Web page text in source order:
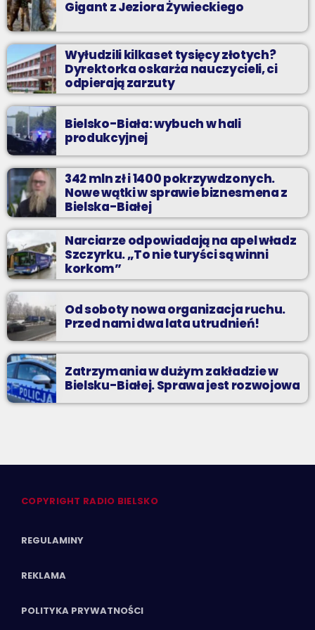
Gigant z Jeziora Żywieckiego
Wyłudzili kilkaset tysięcy złotych?
Dyrektorka oskarża nauczycieli, ci
odpierają zarzuty
Bielsko-Biała: wybuch w hali
produkcyjnej
342 mln zł i 1400 pokrzywdzonych.
Nowe wątki w sprawie biznesmena z
Bielska-Białej
Narciarze odpowiadają na apel władz
Szczyrku. „To nie turyści są winni
korkom”
Od soboty nowa organizacja ruchu.
Przed nami dwa lata utrudnień!
Zatrzymania w dużym zakładzie w
Bielsku-Białej. Sprawa jest rozwojowa
COPYRIGHT RADIO BIELSKO
REGULAMINY
REKLAMA
POLITYKA PRYWATNOŚCI